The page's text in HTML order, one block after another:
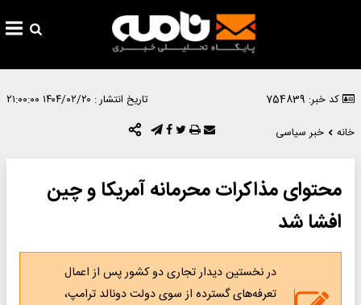
کد خبر: 754839 تاریخ انتشار : ۱۴۰۴/۰۲/۲۰ ۲۱:۰۰:۰۰
خانه
خبر سیاسی
محتوای مذاکرات محرمانه آمریکا و چین
افشا شد
در نخستین دیدار تجاری دو کشور پس از اعمال
تعرفه‌های گسترده از سوی دولت دونالد ترامپ،